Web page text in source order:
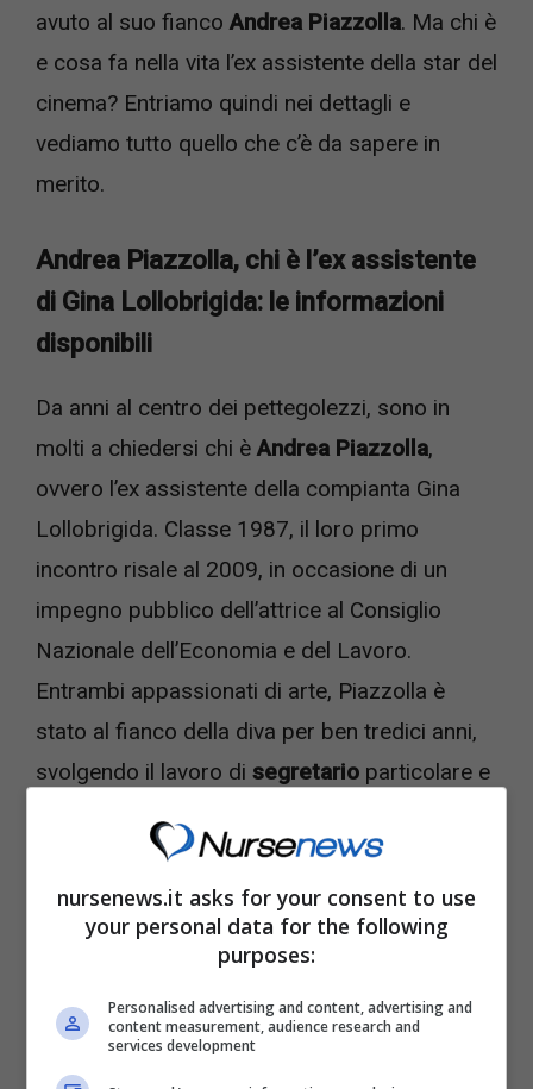
avuto al suo fianco Andrea Piazzolla. Ma chi è
e cosa fa nella vita l’ex assistente della star del
cinema? Entriamo quindi nei dettagli e
vediamo tutto quello che c’è da sapere in
merito.
Andrea Piazzolla, chi è l’ex assistente
di Gina Lollobrigida: le informazioni
disponibili
Da anni al centro dei pettegolezzi, sono in
molti a chiedersi chi èAndrea Piazzolla,
ovvero l’ex assistente della compianta Gina
Lollobrigida. Classe 1987, il loro primo
incontro risale al 2009, in occasione di un
impegno pubblico dell’attrice al Consiglio
Nazionale dell’Economia e del Lavoro.
Entrambi appassionati di arte, Piazzolla è
stato al fianco della diva per ben tredici anni,
svolgendo il lavoro di segretario particolare e
d’arte di Gina Lollobrigida.
nursenews.it asks for your consent to use
your personal data for the following
purposes:
Personalised advertising and content, advertising and
content measurement, audience research and
services development